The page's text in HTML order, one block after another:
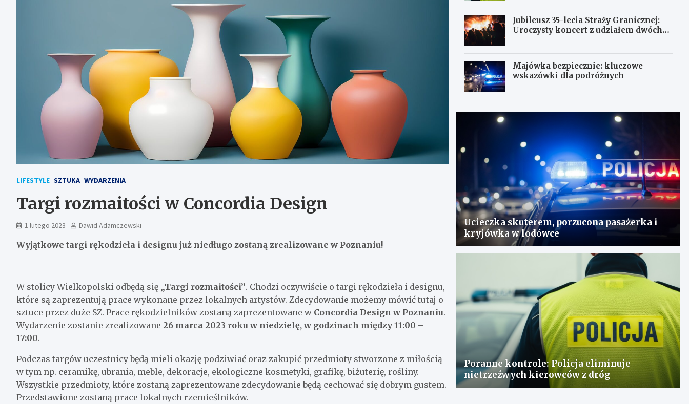
LIFESTYLE SZTUKA WYDARZENIA
Targi rozmaitości w Concordia Design
1 lutego 2023 Dawid Adamczewski
Wyjątkowe targi rękodzieła i designu już niedługo zostaną zrealizowane w Poznaniu!
W stolicy Wielkopolski odbędą się „Targi rozmaitości”. Chodzi oczywiście o targi rękodzieła i designu,
które są zaprezentują prace wykonane przez lokalnych artystów. Zdecydowanie możemy mówić tutaj o
sztuce przez duże SZ. Prace rękodzielników zostaną zaprezentowane w Concordia Design w Poznaniu.
Wydarzenie zostanie zrealizowane 26 marca 2023 roku w niedzielę, w godzinach między 11:00 –
17:00.
Podczas targów uczestnicy będą mieli okazję podziwiać oraz zakupić przedmioty stworzone z miłością
w tym np. ceramikę, ubrania, meble, dekoracje, ekologiczne kosmetyki, grafikę, biżuterię, rośliny.
Wszystkie przedmioty, które zostaną zaprezentowane zdecydowanie będą cechować się dobrym gustem.
Przedstawione zostaną prace lokalnych rzemieślników.
Jubileusz 35-lecia Straży Granicznej:
Uroczysty koncert z udziałem dwóch
Majówka bezpiecznie: kluczowe
wskazówki dla podróżnych
Ucieczka skuterem, porzucona pasażerka i
kryjówka w lodówce
Poranne kontrole: Policja eliminuje
nietrzeźwych kierowców z dróg